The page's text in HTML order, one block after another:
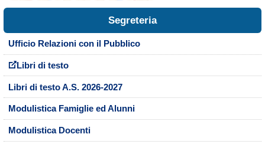
Segreteria
Ufficio Relazioni con il Pubblico
Libri di testo
Libri di testo A.S. 2026-2027
Modulistica Famiglie ed Alunni
Modulistica Docenti